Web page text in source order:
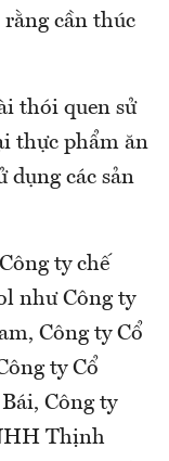
cần thúc
thói quen sử
thực phẩm ăn
dụng các sản
ty chế
như Công ty
Công ty Cổ
ty Cổ
Công ty
Thịnh